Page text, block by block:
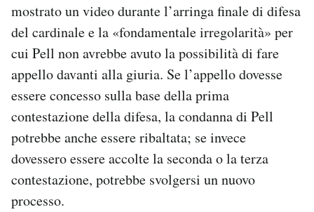
mostrato un video durante l’arringa finale di difesa
del cardinale e la «fondamentale irregolarità» per
cui Pell non avrebbe avuto la possibilità di fare
appello davanti alla giuria. Se l’appello dovesse
essere concesso sulla base della prima
contestazione della difesa, la condanna di Pell
potrebbe anche essere ribaltata; se invece
dovessero essere accolte la seconda o la terza
contestazione, potrebbe svolgersi un nuovo
processo.